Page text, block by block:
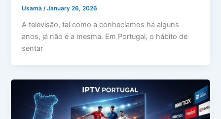
Usama/January 26, 2026
A televisão, tal como a conhecíamos há alguns
anos, já não é a mesma. Em Portugal, o hábito de
sentar